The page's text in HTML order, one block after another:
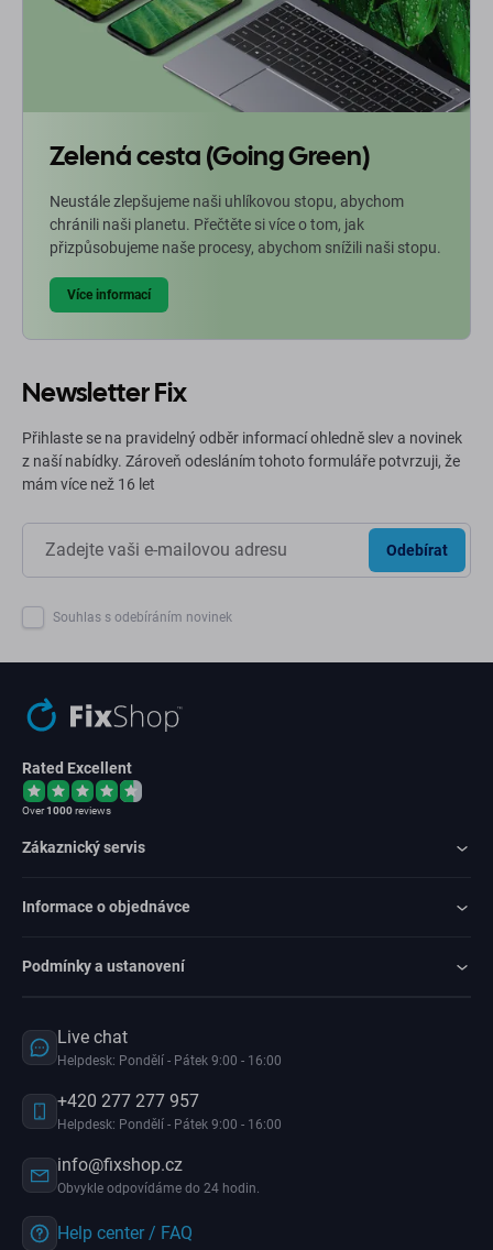
Zelená cesta (Going Green)
Neustále zlepšujeme naši uhlíkovou stopu, abychom
chránili naši planetu. Přečtěte si více o tom, jak
přizpůsobujeme naše procesy, abychom snížili naši stopu.
Více informací
Newsletter Fix
Přihlaste se na pravidelný odběr informací ohledně slev a novinek
z naší nabídky. Zároveň odesláním tohoto formuláře potvrzuji, že
mám více než 16 let
Odebírat
Souhlas s odebíráním novinek
Rated Excellent
Over1000reviews
Zákaznický servis
Informace o objednávce
Podmínky a ustanovení
Live chat
Helpdesk: Pondělí - Pátek 9:00 - 16:00
+420 277 277 957
Helpdesk: Pondělí - Pátek 9:00 - 16:00
info@fixshop.cz
Obvykle odpovídáme do 24 hodin.
Help center / FAQ